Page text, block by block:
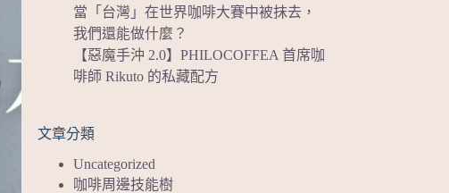
當「台灣」在世界咖啡大賽中被抹去，
我們還能做什麼？
【惡魔手沖 2.0】PHILOCOFFEA 首席咖
啡師 Rikuto 的私藏配方
文章分類
Uncategorized
咖啡周邊技能樹